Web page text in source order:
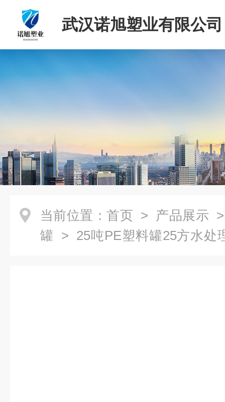
武汉诺旭塑业有限公司
当前位置： 首页 > 产品展示
罐 > 25吨PE塑料罐25方水处